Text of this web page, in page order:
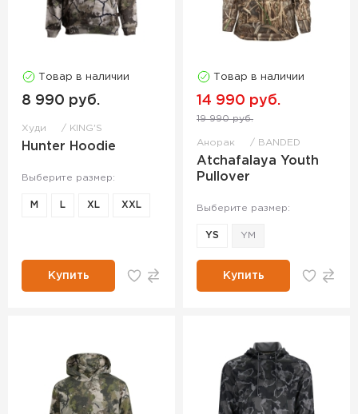
Товар в наличии
8 990 руб.
Худи KING'S
Hunter Hoodie
Выберите размер:
M L XL XXL
Купить
Товар в наличии
14 990 руб.
19 990 руб.
Анорак BANDED
Atchafalaya Youth
Pullover
Выберите размер:
YS YM
Купить